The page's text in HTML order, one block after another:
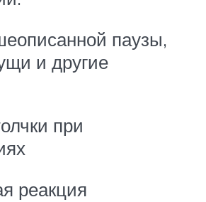
паузы,
и другие
при
реакция